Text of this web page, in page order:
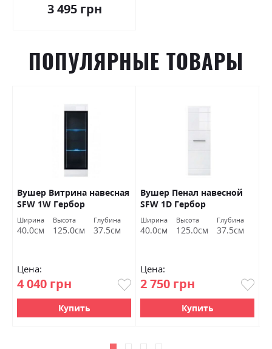
3 495 грн
ПОПУЛЯРНЫЕ ТОВАРЫ
Вушер Витрина навесная
SFW 1W Гербор
Ширина
40.0см
Высота
125.0см
Глубина
37.5см
Цена:
4 040 грн
Купить
Вушер Пенал навесной
SFW 1D Гербор
Ширина
40.0см
Высота
125.0см
Глубина
37.5см
Цена:
2 750 грн
Купить